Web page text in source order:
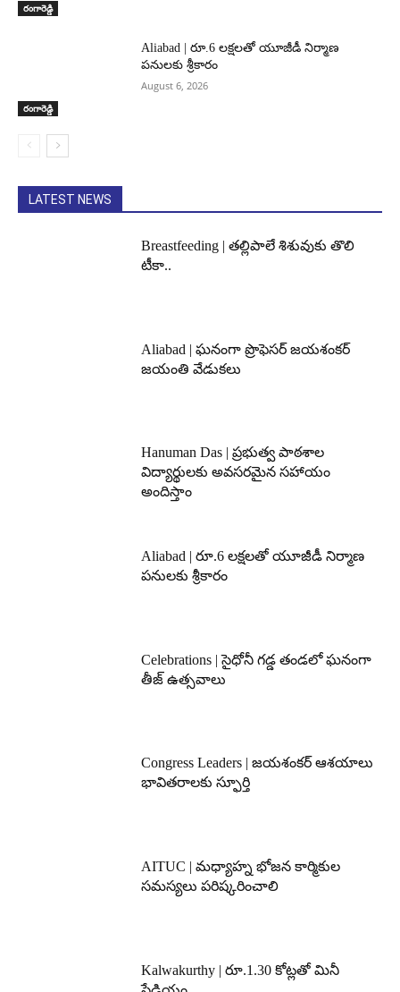
రంగారెడ్డి
రంగారెడ్డి
Aliabad | రూ.6 లక్షలతో యూజీడీ నిర్మాణ
పనులకు శ్రీకారం
August 6, 2026
LATEST NEWS
Breastfeeding | తల్లిపాలే శిశువుకు తొలి
టీకా..
Aliabad | ఘనంగా ప్రొఫెసర్ జయశంకర్
జయంతి వేడుకలు
Hanuman Das | ప్రభుత్వ పాఠశాల
విద్యార్థులకు అవసరమైన సహాయం
అందిస్తాం
Aliabad | రూ.6 లక్షలతో యూజీడీ నిర్మాణ
పనులకు శ్రీకారం
Celebrations | సైధోనీ గడ్డ తండలో ఘనంగా
తీజ్ ఉత్సవాలు
Congress Leaders | జయశంకర్ ఆశయాలు
భావితరాలకు స్ఫూర్తి
AITUC | మధ్యాహ్న భోజన కార్మికుల
సమస్యలు పరిష్కరించాలి
Kalwakurthy | రూ.1.30 కోట్లతో మినీ